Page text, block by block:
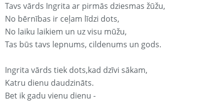
Tavs vārds Ingrita ar pirmās dziesmas žūžu,
No bērnības ir ceļam līdzi dots,
No laiku laikiem un uz visu mūžu,
Tas būs tavs lepnums, cildenums un gods.
Ingrita vārds tiek dots,kad dzīvi sākam,
Katru dienu daudzināts.
Bet ik gadu vienu dienu -